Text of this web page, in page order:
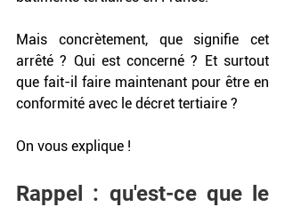
Mais concrètement, que signifie cet
arrêté ? Qui est concerné ? Et surtout
que fait-il faire maintenant pour être en
conformité avec le décret tertiaire ?
On vous explique !
Rappel : qu'est-ce que le